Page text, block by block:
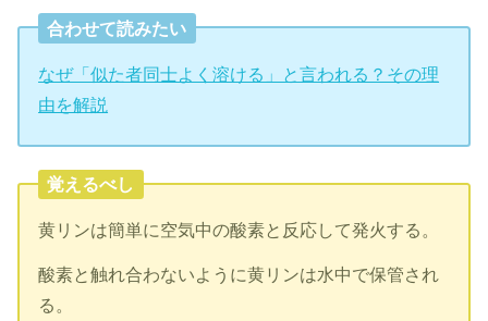
合わせて読みたい
なぜ「似た者同士よく溶ける」と言われる？その理
由を解説
覚えるべし
黄リンは簡単に空気中の酸素と反応して発火する。
酸素と触れ合わないように黄リンは水中で保管され
る。